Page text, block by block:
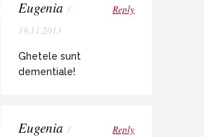
Eugenia /
19.11.2013
Reply
Ghetele sunt
dementiale!
Eugenia /
Reply